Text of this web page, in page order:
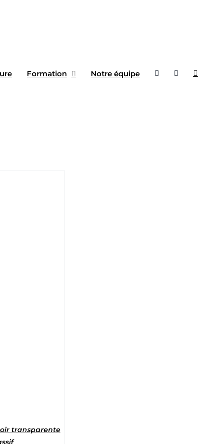
Formation Notre équipe
transparente